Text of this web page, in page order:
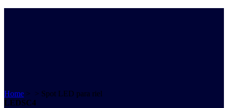
Home > > Spot LED para riel
LEDSC4